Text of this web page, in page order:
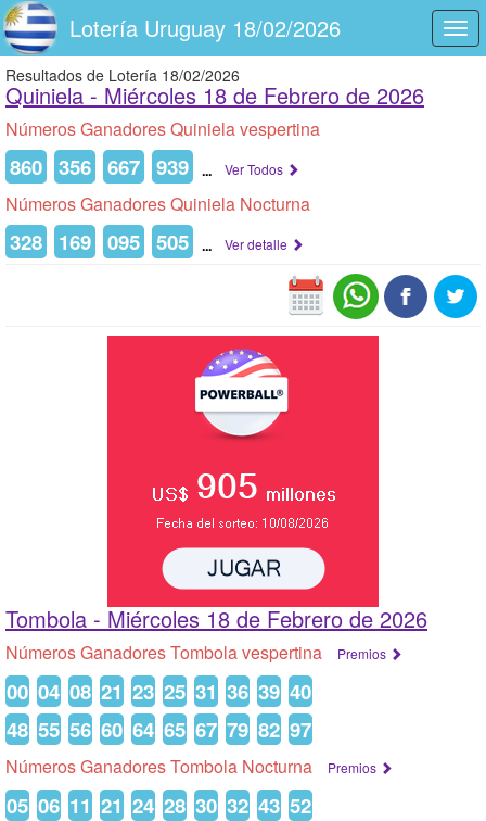
Lotería Uruguay 18/02/2026
Resultados de Lotería 18/02/2026
Quiniela - Miércoles 18 de Febrero de 2026
Números Ganadores Quiniela vespertina
860 356 667 939 ... Ver Todos
Números Ganadores Quiniela Nocturna
328 169 095 505 ... Ver detalle
Tombola - Miércoles 18 de Febrero de 2026
Números Ganadores Tombola vespertina Premios
00 04 08 21 23 25 31 36 39 40
48 55 56 60 64 65 67 79 82 97
Números Ganadores Tombola Nocturna Premios
05 06 11 21 24 28 30 32 43 52